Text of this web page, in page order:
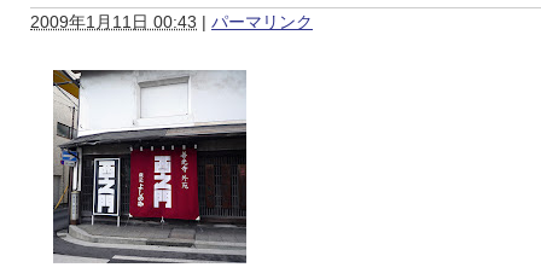
2009年1月11日 00:43 | パーマリンク